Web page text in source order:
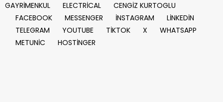
GAYRİMENKUL
ELECTRİCAL
CENGİZ KURTOGLU
FACEBOOK
MESSENGER İNSTAGRAM
LİNKEDİN
TELEGRAM
YOUTUBE TİKTOK X
WHATSAPP
METUNİC
HOSTİNGER